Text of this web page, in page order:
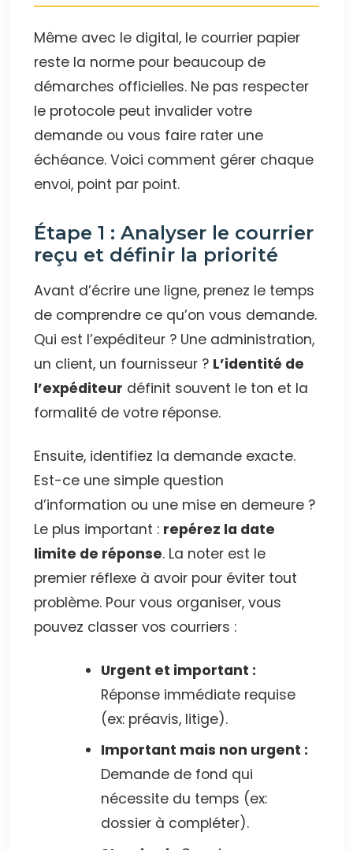
Même avec le digital, le courrier papier
reste la norme pour beaucoup de
démarches officielles. Ne pas respecter
le protocole peut invalider votre
demande ou vous faire rater une
échéance. Voici comment gérer chaque
envoi, point par point.
Étape 1 : Analyser le courrier
reçu et définir la priorité
Avant d’écrire une ligne, prenez le temps
de comprendre ce qu’on vous demande.
Qui est l’expéditeur ? Une administration,
un client, un fournisseur ? L’identité de
l’expéditeur définit souvent le ton et la
formalité de votre réponse.
Ensuite, identifiez la demande exacte.
Est-ce une simple question
d’information ou une mise en demeure ?
Le plus important : repérez la date
limite de réponse. La noter est le
premier réflexe à avoir pour éviter tout
problème. Pour vous organiser, vous
pouvez classer vos courriers :
Urgent et important :
Réponse immédiate requise
(ex: préavis, litige).
Important mais non urgent :
Demande de fond qui
nécessite du temps (ex:
dossier à compléter).